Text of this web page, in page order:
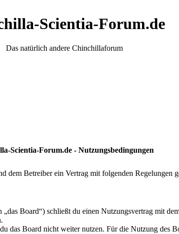
Scientia-Forum.de
Das natürlich andere Chinchillaforum
Scientia-Forum.de - Nutzungsbedingungen
Betreiber ein Vertrag mit folgenden Regelungen
Board“) schließt du einen Nutzungsvertrag mit
das Board nicht weiter nutzen. Für die Nutzung des